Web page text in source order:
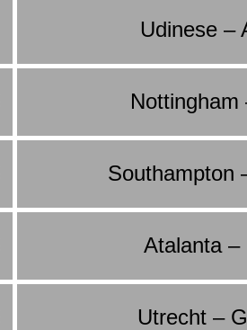
Udinese –
Nottingham
Southampton
Atalanta –
Utrecht –